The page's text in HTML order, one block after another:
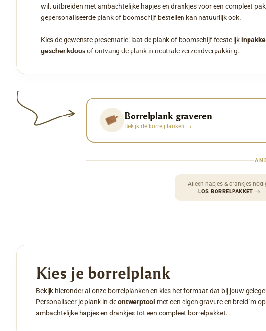
wilt uitbreiden met ambachtelijke hapjes en drankjes voor een compleet
gepersonaliseerde plank of boomschijf bestellen kan natuurlijk ook.
Kies de gewenste presentatie: laat de plank of boomschijf feestelijk
geschenkdoosof ontvang de plank in neutrale verzendverpakking.
Borrelplank graveren
Bekijk de borrelplanken →
Alleen hapjes & drankjes
LOS BORRELPAKKET →
Kies je borrelplank
Bekijk hieronder al onze borrelplanken en kies het formaat dat bij jouw
Personaliseer je plank in deontwerptool met een eigen gravure en breid 'm
ambachtelijke hapjes en drankjes tot een compleet borrelpakket.